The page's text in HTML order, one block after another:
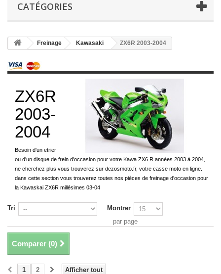
CATÉGORIES
Freinage Kawasaki ZX6R 2003-2004
ZX6R
2003-
2004
Besoin d'un etrier
ou d'un disque de frein d'occasion pour votre Kawa ZX6 R années 2003 à 2004,
ne cherchez plus vous trouverez sur dezosmoto.fr, votre casse moto en ligne.
dans cette section vous trouverez toutes nos pièces de freinage d'occasion pour
la Kawaskai ZX6R millésimes 03-04
Tri
Montrer
par page
Comparer (0)
Afficher tout
1 2